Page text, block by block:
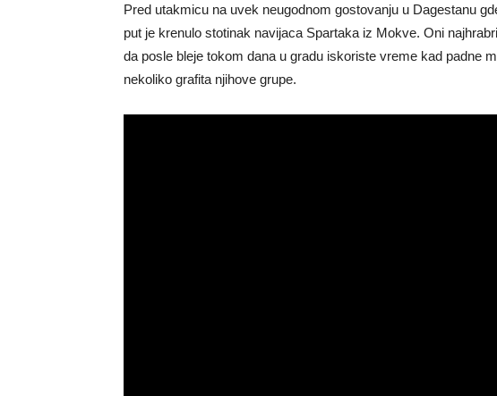
Pred utakmicu na uvek neugodnom gostovanju u Dagestanu
put je krenulo stotinak navijaca Spartaka iz Mokve. Oni
da posle bleje tokom dana u gradu iskoriste vreme kad padne
nekoliko grafita njihove grupe.